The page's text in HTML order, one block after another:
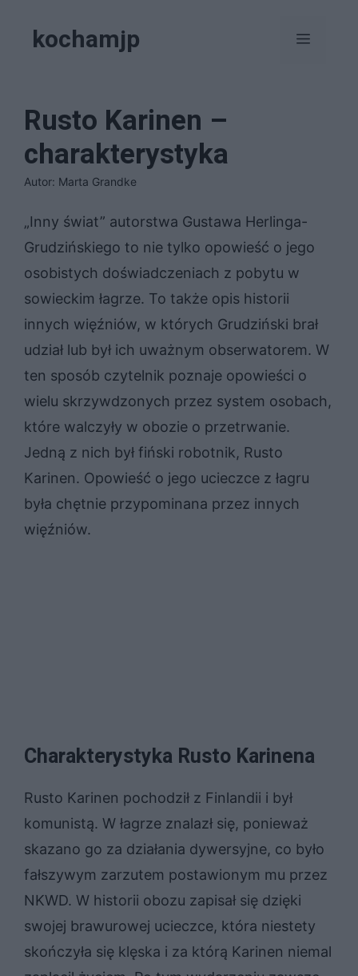
kochamjp Menu
Rusto Karinen –
charakterystyka
Autor: Marta Grandke
„Inny świat” autorstwa Gustawa Herlinga-
Grudzińskiego to nie tylko opowieść o jego
osobistych doświadczeniach z pobytu w
sowieckim łagrze. To także opis historii
innych więźniów, w których Grudziński brał
udział lub był ich uważnym obserwatorem. W
ten sposób czytelnik poznaje opowieści o
wielu skrzywdzonych przez system osobach,
które walczyły w obozie o przetrwanie.
Jedną z nich był fiński robotnik, Rusto
Karinen. Opowieść o jego ucieczce z łagru
była chętnie przypominana przez innych
więźniów.
Charakterystyka Rusto Karinena
Rusto Karinen pochodził z Finlandii i był
komunistą. W łagrze znalazł się, ponieważ
skazano go za działania dywersyjne, co było
fałszywym zarzutem postawionym mu przez
NKWD. W historii obozu zapisał się dzięki
swojej brawurowej ucieczce, która niestety
skończyła się klęska i za którą Karinen niemal